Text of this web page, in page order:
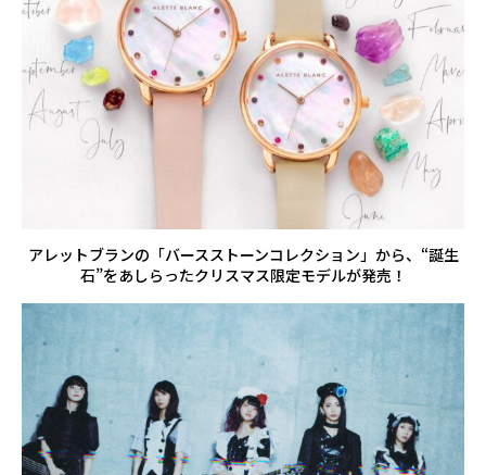
アレットブランの「バースストーンコレクション」から、“誕生
石”をあしらったクリスマス限定モデルが発売！